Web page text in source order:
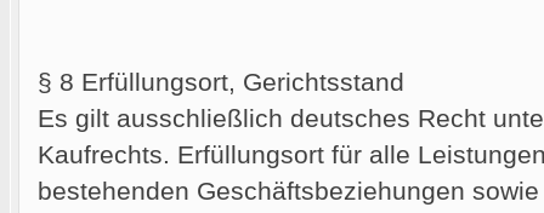
§ 8 Erfüllungsort, Gerichtsstand
Es gilt ausschließlich deutsches Recht
Kaufrechts. Erfüllungsort für alle
bestehenden Geschäftsbeziehungen